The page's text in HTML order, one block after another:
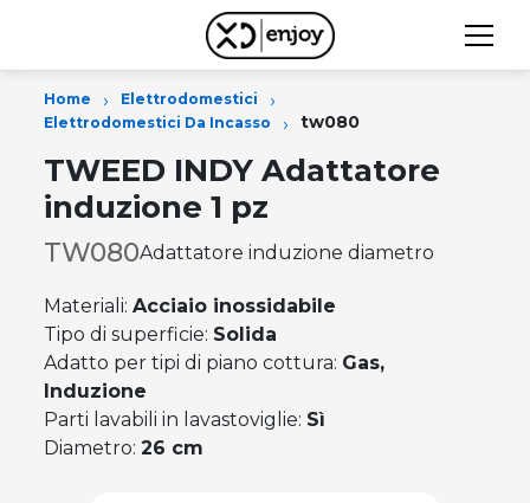
Home › Elettrodomestici ›
Elettrodomestici Da Incasso › tw080
TWEED INDY Adattatore
induzione 1 pz
TW080Adattatore induzione diametro
Materiali:Acciaio inossidabile
Tipo di superficie: Solida
Adatto per tipi di piano cottura: Gas,
Induzione
Parti lavabili in lavastoviglie: Sì
Diametro:26 cm